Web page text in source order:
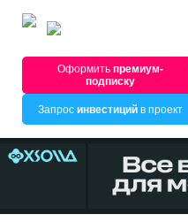
Оформитьпремиум-
подписку
Запрос инвестицийв проект